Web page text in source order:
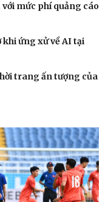
truyện đêm khuya
sổ tình yêu
tâm hồn
mức phí quảng cáo
khi ứng xử về AI tại
trang ấn tượng của